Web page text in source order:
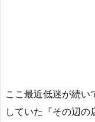
ここ最近低迷が続い
していた『その辺の